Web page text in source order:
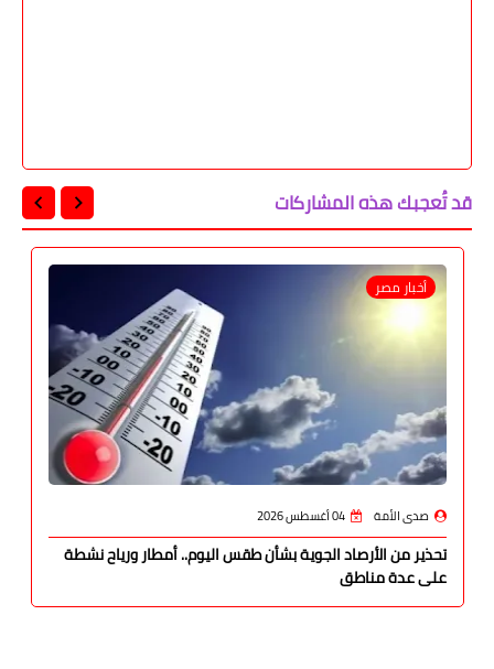
قد تُعجبك هذه المشاركات
أخبار مصر
صدى الأمة 04 أغسطس 2026
تحذير من الأرصاد الجوية بشأن طقس اليوم.. أمطار ورياح نشطة
على عدة مناطق